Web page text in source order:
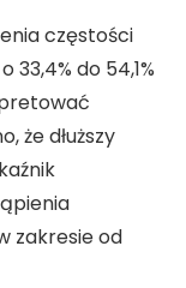
częstości
do 54,1%
że dłuższy
zakresie od